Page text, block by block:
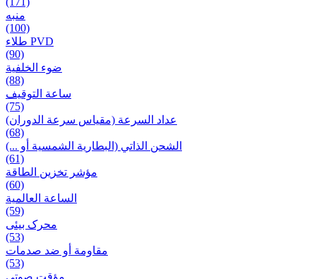
منبه
(100)
طلاء PVD
(90)
ضوء الخلفية
(88)
ساعة التوقيف
(75)
عداد السرعة (مقياس سرعة الدوران)
(68)
الشحن الذاتي (البطارية الشمسية أو ...)
(61)
مؤشر تخزين الطاقة
(60)
الساعة العالمية
(59)
محرک بیئی
(53)
مقاومة أو ضد صدمات
(53)
مؤقت صوتی